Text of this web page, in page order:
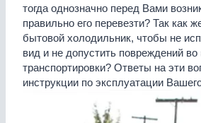
тогда однозначно перед Вами
правильно его перевезти? Так как
бытовой холодильник, чтобы не
вид и не допустить повреждений во
транспортировки? Ответы на эти
инструкции по эксплуатации